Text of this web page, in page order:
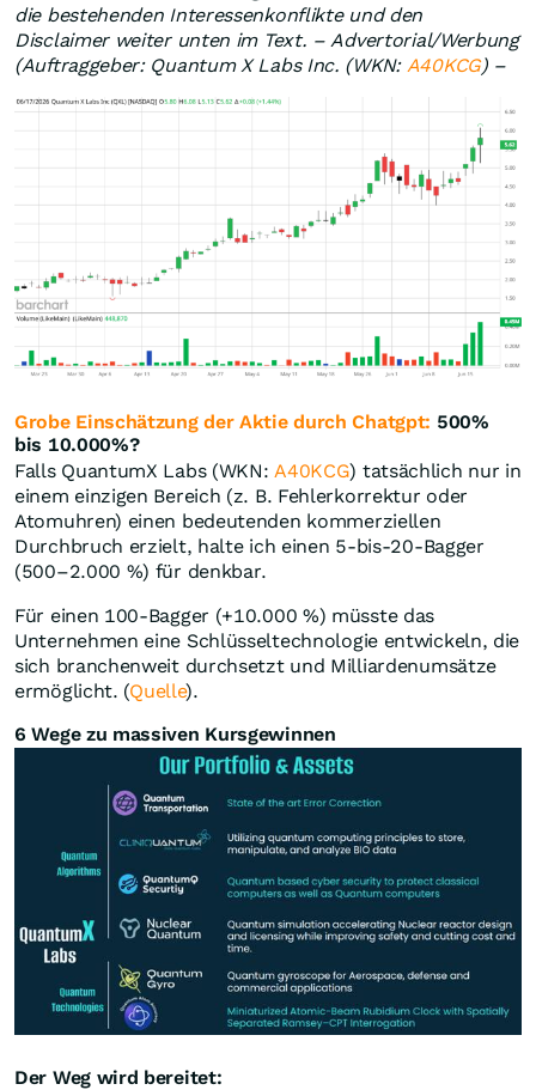
die bestehenden Interessenkonflikte und den
Disclaimer weiter unten im Text. – Advertorial/Werbung
(Auftraggeber: Quantum X Labs Inc. (WKN: A40KCG) –
Grobe Einschätzung der Aktie durch Chatgpt: 500%
bis 10.000%?
Falls QuantumX Labs (WKN:A40KCG) tatsächlich nur in
einem einzigen Bereich (z. B. Fehlerkorrektur oder
Atomuhren) einen bedeutenden kommerziellen
Durchbruch erzielt, halte ich einen 5-bis-20-Bagger
(500–2.000 %) für denkbar.
Für einen 100-Bagger (+10.000 %) müsste das
Unternehmen eine Schlüsseltechnologie entwickeln, die
sich branchenweit durchsetzt und Milliardenumsätze
ermöglicht. (Quelle).
6 Wege zu massiven Kursgewinnen
Der Weg wird bereitet: